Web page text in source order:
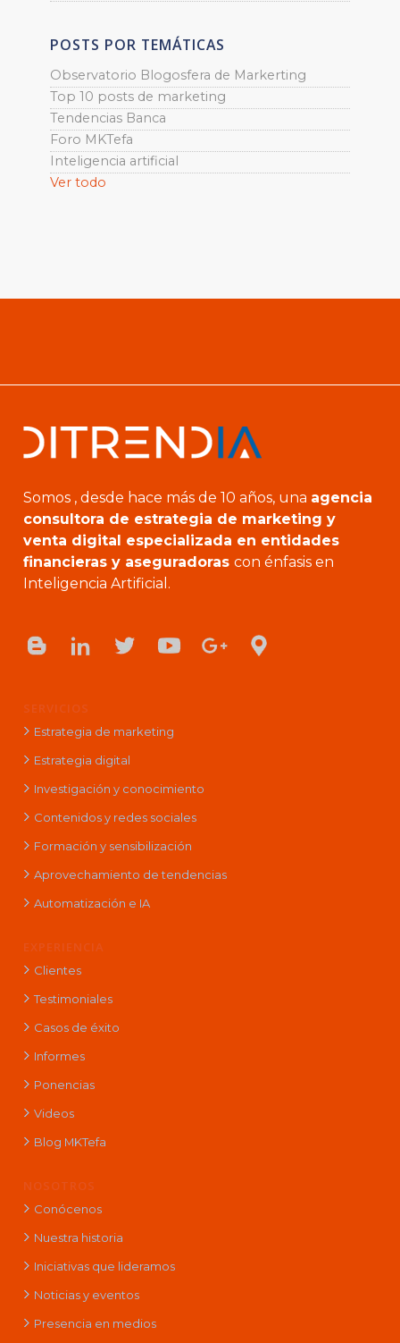
POSTS POR TEMÁTICAS
Observatorio Blogosfera de Markerting
Top 10 posts de marketing
Tendencias Banca
Foro MKTefa
Inteligencia artificial
Ver todo
Somos , desde hace más de 10 años, una agencia
consultora de estrategia de marketing y
venta digital especializada en entidades
financieras y aseguradoras con énfasis en
Inteligencia Artificial.
SERVICIOS
Estrategia de marketing
Estrategia digital
Investigación y conocimiento
Contenidos y redes sociales
Formación y sensibilización
Aprovechamiento de tendencias
Automatización e IA
EXPERIENCIA
Clientes
Testimoniales
Casos de éxito
Informes
Ponencias
Videos
Blog MKTefa
NOSOTROS
Conócenos
Nuestra historia
Iniciativas que lideramos
Noticias y eventos
Presencia en medios